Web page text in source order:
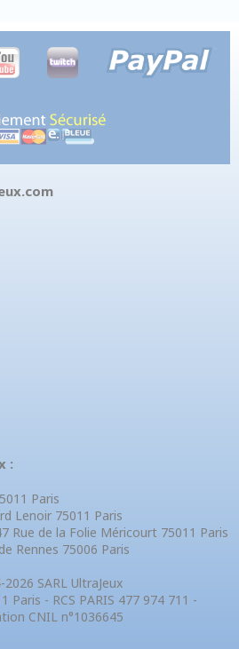
:
Paris
Lenoir 75011 Paris
Rue de la Folie Méricourt 75011 Paris
Rennes 75006 Paris
SARL UltraJeux
Paris - RCS PARIS 477 974 711 -
CNIL n°1036645